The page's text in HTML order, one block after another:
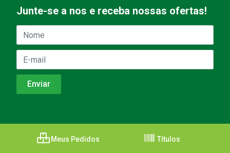
Junte-se a nos e receba nossas ofertas!
Meus Pedidos Títulos